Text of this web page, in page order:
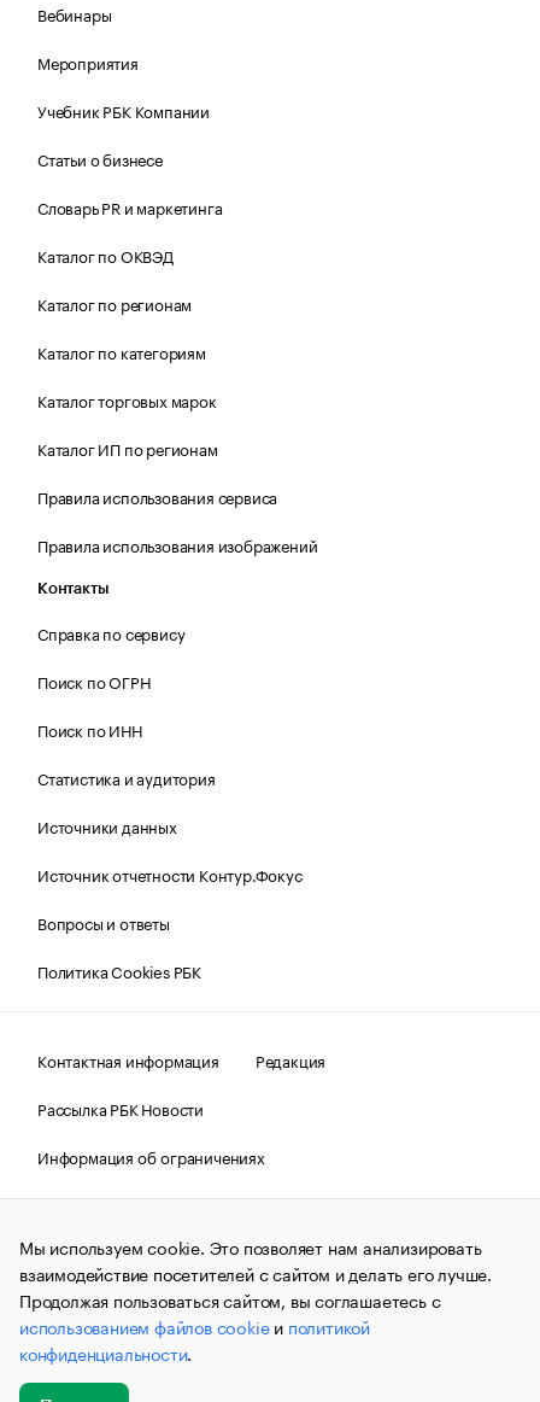
Вебинары
Мероприятия
Учебник РБК Компании
Статьи о бизнесе
Словарь PR и маркетинга
Каталог по ОКВЭД
Каталог по регионам
Каталог по категориям
Каталог торговых марок
Каталог ИП по регионам
Правила использования сервиса
Правила использования изображений
Контакты
Справка по сервису
Поиск по ОГРН
Поиск по ИНН
Статистика и аудитория
Источники данных
Источник отчетности Контур.Фокус
Вопросы и ответы
Политика Cookies РБК
Контактная информация
Редакция
Рассылка РБК Новости
Информация об ограничениях
Правовая информация
О соблюдении авторских прав
© АО «РОСБИЗНЕСКОНСАЛТИНГ»,1995–2026.Сообщения
и материалы информационного агентства «РБК»
(зарегистрировано Федеральной службой по надзору в сфере
связи, информационных технологий и массовых
коммуникаций (Роскомнадзор) 09.12.2015 за номером ИА
№ФС77-63848) сопровождаются пометкой «РБК». Отдельные
публикации могут содержать информацию,
не предназначенную для пользователей
Мы используем cookie. Это позволяет нам анализировать
взаимодействие посетителей с сайтом и делать его лучше.
Продолжая пользоваться сайтом, вы соглашаетесь с
использованием файлов cookieи политикой
конфиденциальности.